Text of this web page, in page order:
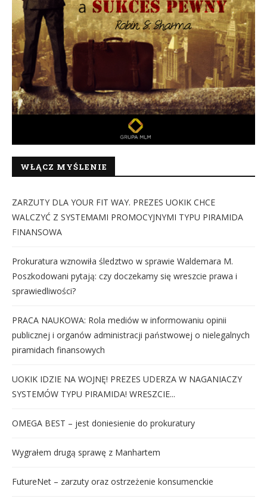
WŁĄCZ MYŚLENIE
ZARZUTY DLA YOUR FIT WAY. PREZES UOKIK CHCE
WALCZYĆ Z SYSTEMAMI PROMOCYJNYMI TYPU PIRAMIDA
FINANSOWA
Prokuratura wznowiła śledztwo w sprawie Waldemara M.
Poszkodowani pytają: czy doczekamy się wreszcie prawa i
sprawiedliwości?
PRACA NAUKOWA: Rola mediów w informowaniu opinii
publicznej i organów administracji państwowej o nielegalnych
piramidach finansowych
UOKIK IDZIE NA WOJNĘ! PREZES UDERZA W NAGANIACZY
SYSTEMÓW TYPU PIRAMIDA! WRESZCIE...
OMEGA BEST – jest doniesienie do prokuratury
Wygrałem drugą sprawę z Manhartem
FutureNet – zarzuty oraz ostrzeżenie konsumenckie